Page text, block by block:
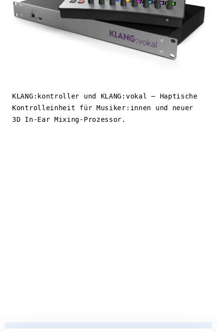
KLANG:kontroller und KLANG:vokal – Haptische
Kontrolleinheit für Musiker:innen und neuer
3D In-Ear Mixing-Prozessor.